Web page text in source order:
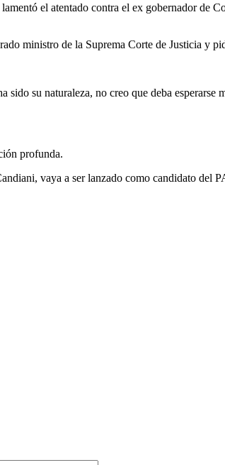
el atentado contra el ex gobernador de
ministro de la Suprema Corte de Justicia y
su naturaleza, no creo que deba esperarse
profunda.
vaya a ser lanzado como candidato del